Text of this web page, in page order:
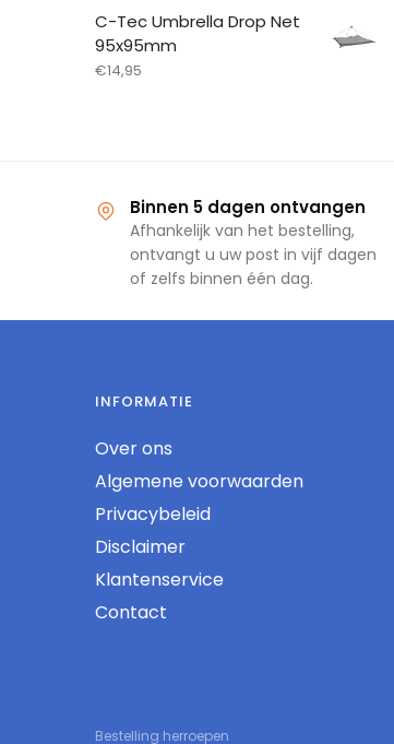
C-Tec Umbrella Drop Net
95x95mm
€14,95
Binnen 5 dagen ontvangen
Afhankelijk van het bestelling,
ontvangt u uw post in vijf dagen
of zelfs binnen één dag.
INFORMATIE
Over ons
Algemene voorwaarden
Privacybeleid
Disclaimer
Klantenservice
Contact
Bestelling herroepen